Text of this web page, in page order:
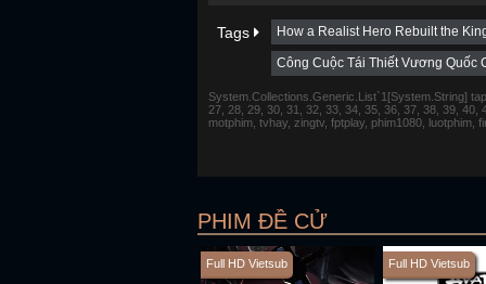
Tags How a Realist Hero Rebuilt the
Công Cuộc Tái Thiết Vương Quốc
System.Collections.Generic.List`1[System.String]
27, 28, 29, 30, 31, 32, 33, 34, 35, 36, 37, 38, 39, 40,
motphim, tvhay, zingtv, fptplay, phim1080, luotphim,
PHIM ĐỀ CỬ
Full HD Vietsub Full HD Vietsub